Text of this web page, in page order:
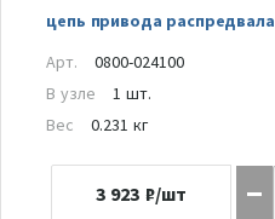
цепь привода распредвала
Арт.
0800-024100
В узле
1 шт.
Вес
0.231 кг
3 923 ₽/шт